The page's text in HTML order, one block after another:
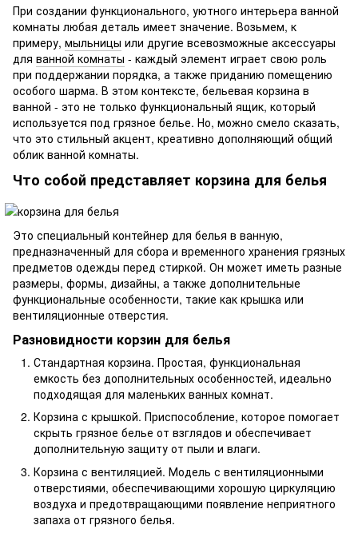
При создании функционального, уютного интерьера ванной
комнаты любая деталь имеет значение. Возьмем, к
примеру, мыльницы или другие всевозможные аксессуары
для ванной комнаты - каждый элемент играет свою роль
при поддержании порядка, а также приданию помещению
особого шарма. В этом контексте, бельевая корзина в
ванной - это не только функциональный ящик, который
используется под грязное белье. Но, можно смело сказать,
что это стильный акцент, креативно дополняющий общий
облик ванной комнаты.
Что собой представляет корзина для белья
Это специальный контейнер для белья в ванную,
предназначенный для сбора и временного хранения грязных
предметов одежды перед стиркой. Он может иметь разные
размеры, формы, дизайны, а также дополнительные
функциональные особенности, такие как крышка или
вентиляционные отверстия.
Разновидности корзин для белья
Стандартная корзина. Простая, функциональная
емкость без дополнительных особенностей, идеально
подходящая для маленьких ванных комнат.
Корзина с крышкой. Приспособление, которое помогает
скрыть грязное белье от взглядов и обеспечивает
дополнительную защиту от пыли и влаги.
Корзина с вентиляцией. Модель с вентиляционными
отверстиями, обеспечивающими хорошую циркуляцию
воздуха и предотвращающими появление неприятного
запаха от грязного белья.